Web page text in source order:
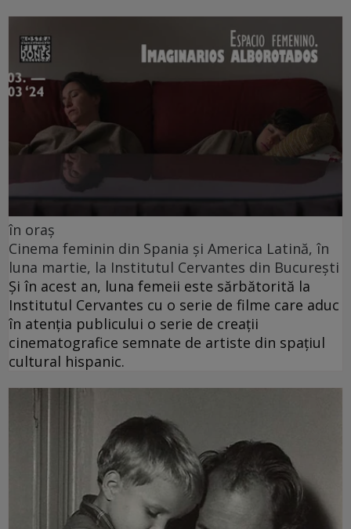
în oraș
Cinema feminin din Spania și America Latină, în
luna martie, la Institutul Cervantes din București
Și în acest an, luna femeii este sărbătorită la
Institutul Cervantes cu o serie de filme care aduc
în atenția publicului o serie de creații
cinematografice semnate de artiste din spațiul
cultural hispanic.